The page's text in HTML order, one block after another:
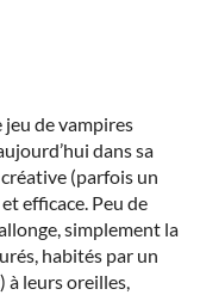
jeu de vampires
dans sa
(parfois un
efficace. Peu de
simplement la
habités par un
leurs oreilles,